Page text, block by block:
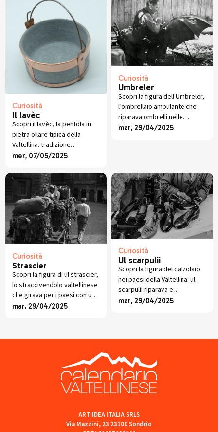
Curiosità
Il lavèc
Scopri il lavèc, la pentola in
pietra ollare tipica della
Valtellina: tradizione
millenaria, cottura naturale e
ricchi e genuini.
mer, 07/05/2025
Curiosità
Umbreler
Scopri la figura dell'Umbreler,
l’ombrellaio ambulante che
riparava ombrelli nelle
contrade di Piateda, memoria
mar, 29/04/2025
Curiosità
Strascier
Scopri la figura di ul strascier,
lo straccivendolo valtellinese
che girava per i paesi con un
carretto, raccogliendo stracci
mar, 29/04/2025
Curiosità
Ul scarpulii
Scopri la figura del calzolaio
nei paesi della Valtellina: ul
scarpulìi riparava e
confezionava scarpe a mano,
mar, 29/04/2025
ART'IDEA ITALIA SRLS
Via Mazzini, 23 23100 Sondrio